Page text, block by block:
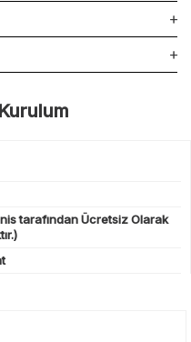
tarafından Ücretsiz Olarak